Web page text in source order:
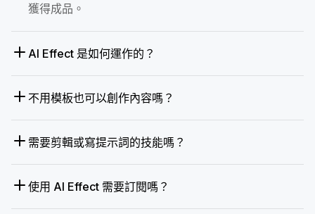
獲得成品。
AI Effect 是如何運作的？
不用模板也可以創作內容嗎？
需要剪輯或寫提示詞的技能嗎？
使用 AI Effect 需要訂閱嗎？